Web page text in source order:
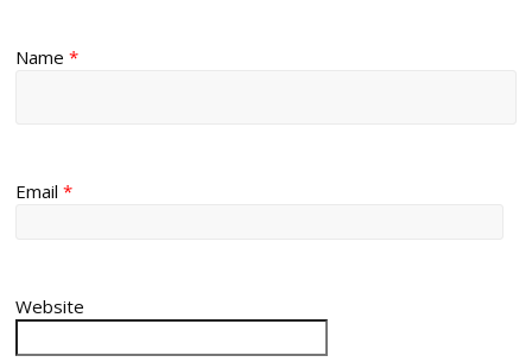
Name*
Email*
Website